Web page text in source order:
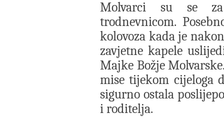
Molvarci su se
trodnevnicom.
kolovoza kada je
zavjetne kapele
Majke Božje
mise tijekom cijeloga
sigurno ostala
i roditelja.